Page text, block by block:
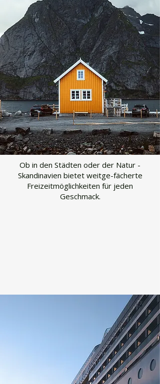
Ob in den Städten oder der Natur -
Skandinavien bietet weitge-fächerte
Freizeitmöglichkeiten für jeden
Geschmack.